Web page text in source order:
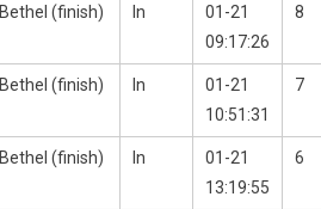
Bethel (finish) In
01-21
09:17:26
8
Bethel (finish) In
01-21
10:51:31
7
Bethel (finish) In
01-21
13:19:55
6